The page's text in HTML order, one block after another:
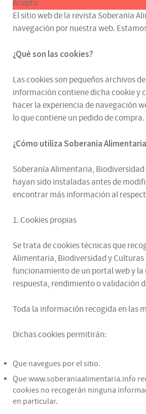
Acepto
El sitio web de la revista Soberanía
navegación por nuestra web.
¿Qué son las cookies?
Las cookies son pequeños archivos
información contiene dicha cookie y
hacer la experiencia de navegación
lo que contiene un pedido de compra.
¿Cómo utilizaSoberanía
Soberanía Alimentaria,
hayan sido instaladas antes de
encontrar más información al
1. Cookies propias
Se trata de cookies técnicas que
Alimentaria, Biodiversidad y
funcionamiento de un portal web y la
respuesta, rendimiento o validación
Toda la información recogida en las
Dichas cookies permitirán:
Que navegues por el sitio.
Que www.soberaniaalimentaria.info
cookies no recogerán ninguna
en particular.